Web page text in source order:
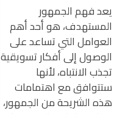
يعد فهم الجمهور
المستهدف، هو أحد أهم
العوامل التي تساعد على
الوصول إلى أفكار تسويقية
تجذب الانتباه، لأنها
ستتوافق مع اهتمامات
هذه الشريحة من الجمهور،